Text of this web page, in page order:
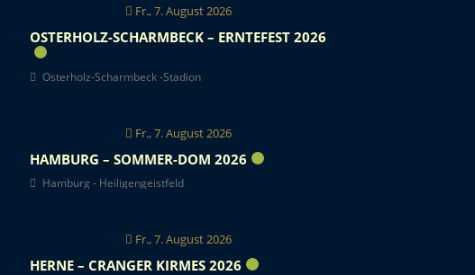
Fr., 7. August 2026
OSTERHOLZ-SCHARMBECK – ERNTEFEST 2026
Osterholz-Scharmbeck -Stadion
Fr., 7. August 2026
HAMBURG – SOMMER-DOM 2026
Hamburg - Heiligengeistfeld
Fr., 7. August 2026
HERNE – CRANGER KIRMES 2026